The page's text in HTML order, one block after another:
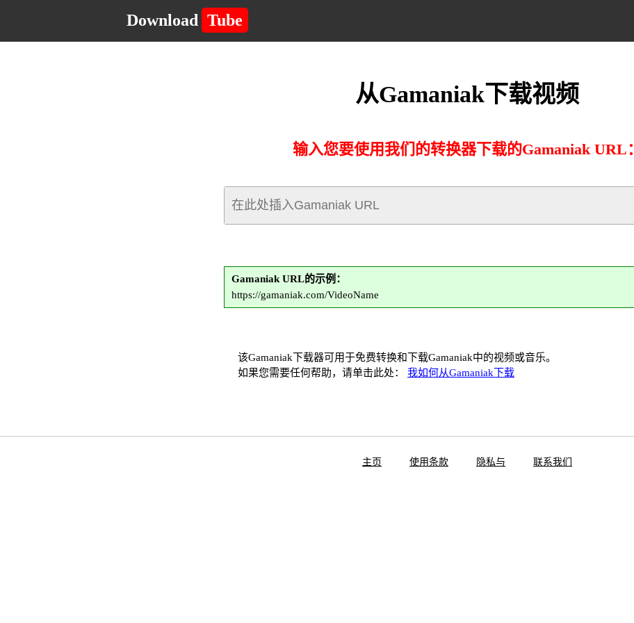
Download Tube
从Gamaniak下载视频
输入您要使用我们的转换器下载的Gamaniak URL：
Gamaniak URL的示例：
https://gamaniak.com/VideoName
该Gamaniak下载器可用于免费转换和下载Gamaniak中的视频或音乐。
如果您需要任何帮助，请单击此处： 我如何从Gamaniak下载
主页 使用条款 隐私与 联系我们